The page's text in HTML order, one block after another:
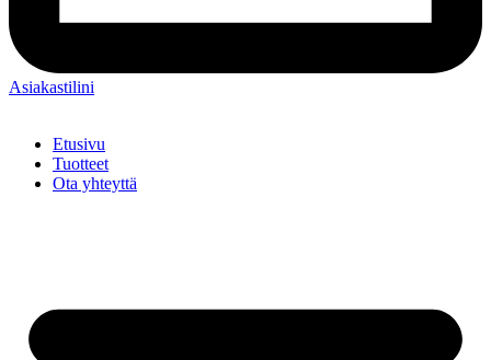
Asiakastilini
Etusivu
Tuotteet
Ota yhteyttä